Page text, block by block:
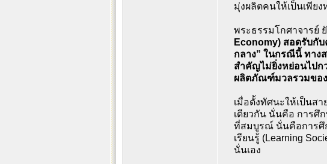
มุ่งผลิตคนให้เป็นเพีย
พระธรรมโกศาจารย์
Economy) สอดรับกั
กลาง” ในกรณีนี้ ทาง
สำคัญไม่ยิ่งหย่อนไปก
ผลิตภัณฑ์มวลรวมของ
เมื่อตั้งทัศนะให้เป็นส
เดียวกัน นั่นคือ การศึ
ที่สมบูรณ์ นั่นคือการศึก
เรียนรู้ (Learning
นั่นเอง